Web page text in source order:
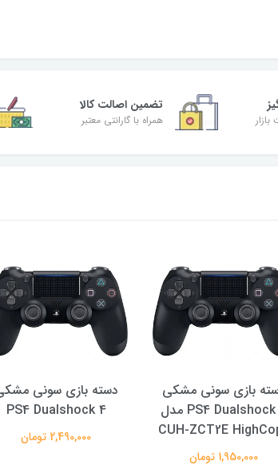
تضمین اصالت کالا
همراه با گارانتی معتبر
بازی سونی مشکی
PS4 Dualshock 4 مدل
CUH-ZCT2E
1,950,000 تومان
دسته بازی سونی
PS4 Dualshock 4
2,490,000 تومان